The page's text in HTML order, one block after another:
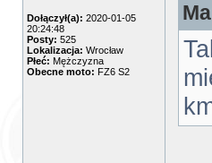
Dołączył(a): 2020-01-05
20:24:48
Posty: 525
Lokalizacja: Wrocław
Płeć: Mężczyzna
Obecne moto: FZ6 S2